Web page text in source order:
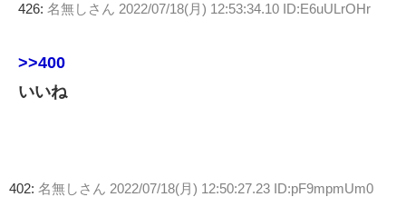
426: 名無しさん 2022/07/18(月) 12:53:34.10 ID:E6uULrOHr
>>400
いいね
402: 名無しさん 2022/07/18(月) 12:50:27.23 ID:pF9mpmUm0